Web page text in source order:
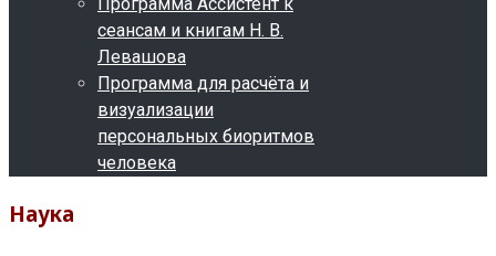
сеансам и книгам Н. В.
Левашова
Программа для расчёта и
визуализации
персональных биоритмов
человека
Наука